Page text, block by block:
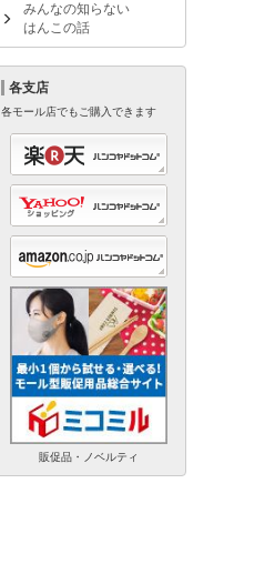
みんなの知らない
はんこの話
各支店
各モール店でもご購入できます
販促品・ノベルティ